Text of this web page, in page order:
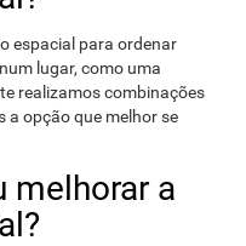
espacial para ordenar
lugar, como uma
realizamos combinações
a opção que melhor se
melhorar a